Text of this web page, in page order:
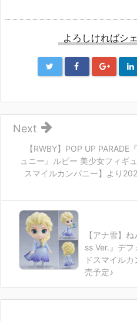
よろしければシ
【RWBY】POP UP PARADE
ュニー』ルビー 美少女フィギ
スマイルカンパニー】より
Next
【アナ雪】
ss Ver.』デ
ドスマイル
売予定♪